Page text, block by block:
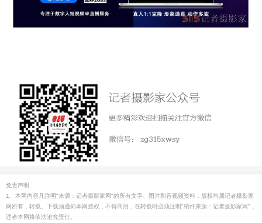
免责声明
1、本网内容凡注明"来源：记者摄影家网"的所有文字、图片和音视频资料，版权均属记者摄影家
网所有，转载、下载须通知本网授权，不得商用，在转载时必须注明"稿件来源：记者摄影家网"，
违者本网将依法追究责任。